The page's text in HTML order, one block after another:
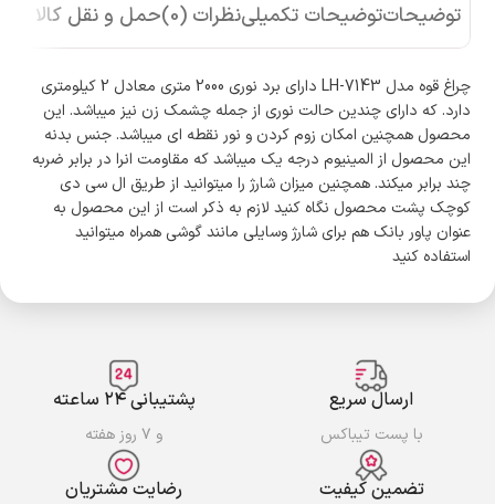
توضیحاتتوضیحات تکمیلینظرات (0) حمل و نقل کالا
چراغ قوه مدل LH-7143 دارای برد نوری 2000 متری معادل 2 کیلومتری
دارد. که دارای چندین حالت نوری از جمله چشمک زن نیز میباشد. این
محصول همچنین امکان زوم کردن و نور نقطه ای میباشد. جنس بدنه
این محصول از المینیوم درجه یک میباشد که مقاومت انرا در برابر ضربه
چند برابر میکند. همچنین میزان شارژ را میتوانید از طریق ال سی دی
کوچک پشت محصول نگاه کنید لازم به ذکر است از این محصول به
عنوان پاور بانک هم برای شارژ وسایلی مانند گوشی همراه میتوانید
استفاده کنید
ارسال سریع
با پست تیباکس
پشتیبانی ۲۴ ساعته
و ۷ روز هفته
تضمین کیفیت رضایت مشتریان